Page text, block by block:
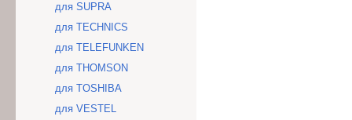
для SUPRA
для TECHNICS
для TELEFUNKEN
для THOMSON
для TOSHIBA
для VESTEL